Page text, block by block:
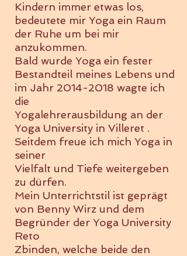
Kindern immer etwas los,
bedeutete mir Yoga ein Raum
der Ruhe um bei mir
anzukommen.
Bald wurde Yoga ein fester
Bestandteil meines Lebens und
im Jahr 2014-2018 wagte ich
die
Yogalehrerausbildung an der
Yoga University in Villeret .
Seitdem freue ich mich Yoga in
seiner
Vielfalt und Tiefe weitergeben
zu dürfen.
Mein Unterrichtstil ist geprägt
von Benny Wirz und dem
Begründer der Yoga University
Reto
Zbinden, welche beide den